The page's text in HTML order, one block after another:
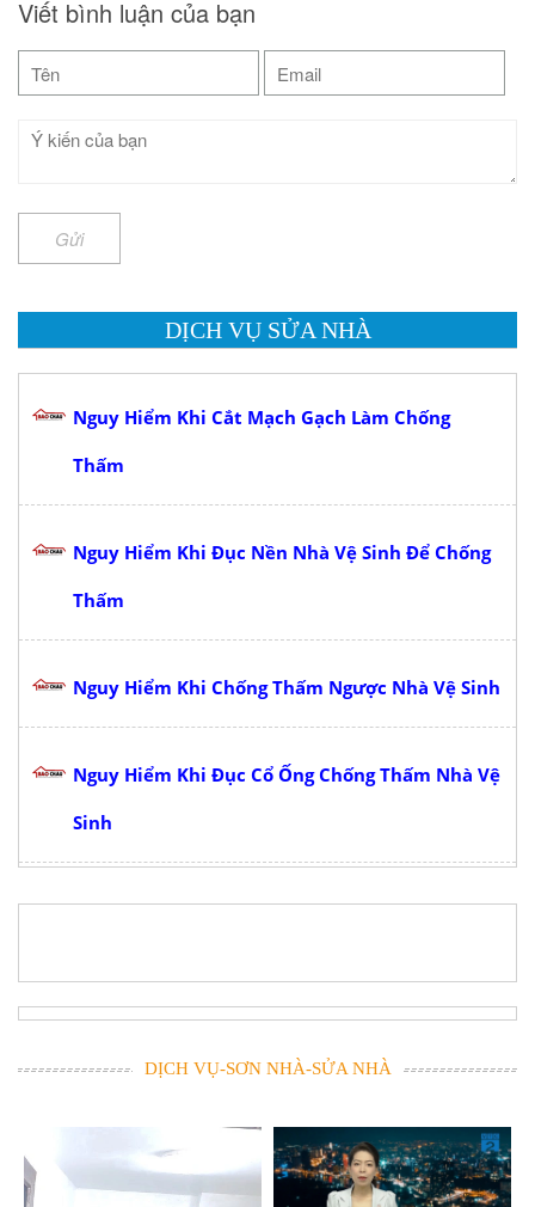
Viết bình luận của bạn
Gửi
DỊCH VỤ SỬA NHÀ
Nguy Hiểm Khi Cắt Mạch Gạch Làm Chống
Thấm
Nguy Hiểm Khi Đục Nền Nhà Vệ Sinh Để Chống
Thấm
Nguy Hiểm Khi Chống Thấm Ngược Nhà Vệ Sinh
Nguy Hiểm Khi Đục Cổ Ống Chống Thấm Nhà Vệ
Sinh
DỊCH VỤ-SƠN NHÀ-SỬA NHÀ